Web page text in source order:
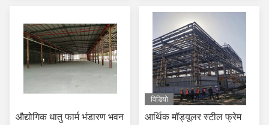
औद्योगिक धातु फार्म भंडारण भवन
विडियो
आर्थिक मॉड्यूलर स्टील फ्रेम